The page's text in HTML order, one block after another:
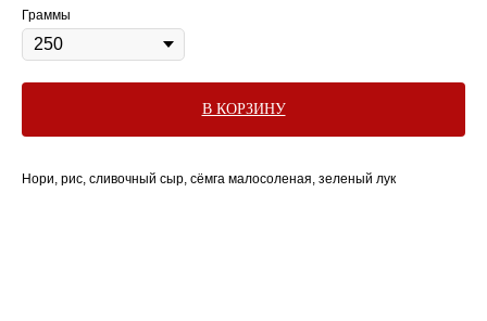
Граммы
В КОРЗИНУ
Нори, рис, сливочный сыр, сёмга малосоленая, зеленый лук